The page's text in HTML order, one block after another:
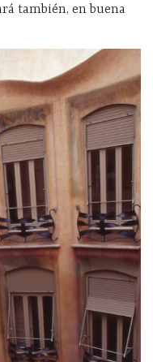
también, en buena